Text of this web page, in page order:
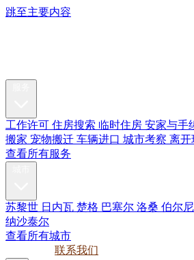
跳至主要内容
工作许可 住房搜索 临时住房 安家与手
搬家 宠物搬迁 车辆进口 城市考察 离开
查看所有服务
苏黎世 日内瓦 楚格 巴塞尔 洛桑 伯尔尼
纳沙泰尔
查看所有城市
联系我们